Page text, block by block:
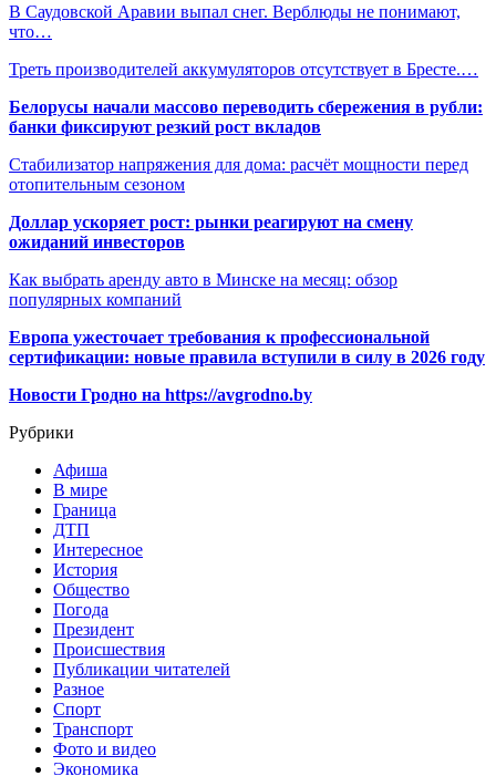
В Саудовской Аравии выпал снег. Верблюды не понимают,
что…
Треть производителей аккумуляторов отсутствует в Бресте.…
Белорусы начали массово переводить сбережения в рубли:
банки фиксируют резкий рост вкладов
Стабилизатор напряжения для дома: расчёт мощности перед
отопительным сезоном
Доллар ускоряет рост: рынки реагируют на смену
ожиданий инвесторов
Как выбрать аренду авто в Минске на месяц: обзор
популярных компаний
Европа ужесточает требования к профессиональной
сертификации: новые правила вступили в силу в 2026 году
Новости Гродно на https://avgrodno.by
Рубрики
Афиша
В мире
Граница
ДТП
Интересное
История
Общество
Погода
Президент
Происшествия
Публикации читателей
Разное
Спорт
Транспорт
Фото и видео
Экономика